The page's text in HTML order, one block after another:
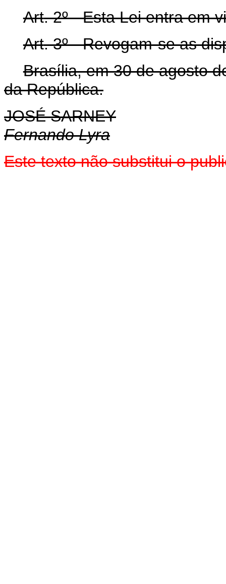
Art. 2º - Esta Lei entra em
Art. 3º - Revogam-se as
Brasília, em 30 de agosto
da República.
JOSÉ SARNEY
Fernando Lyra
Este texto não substitui o